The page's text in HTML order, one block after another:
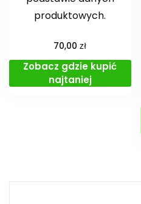
produktowych.
70,00zł
Zobacz gdzie kupić
najtaniej